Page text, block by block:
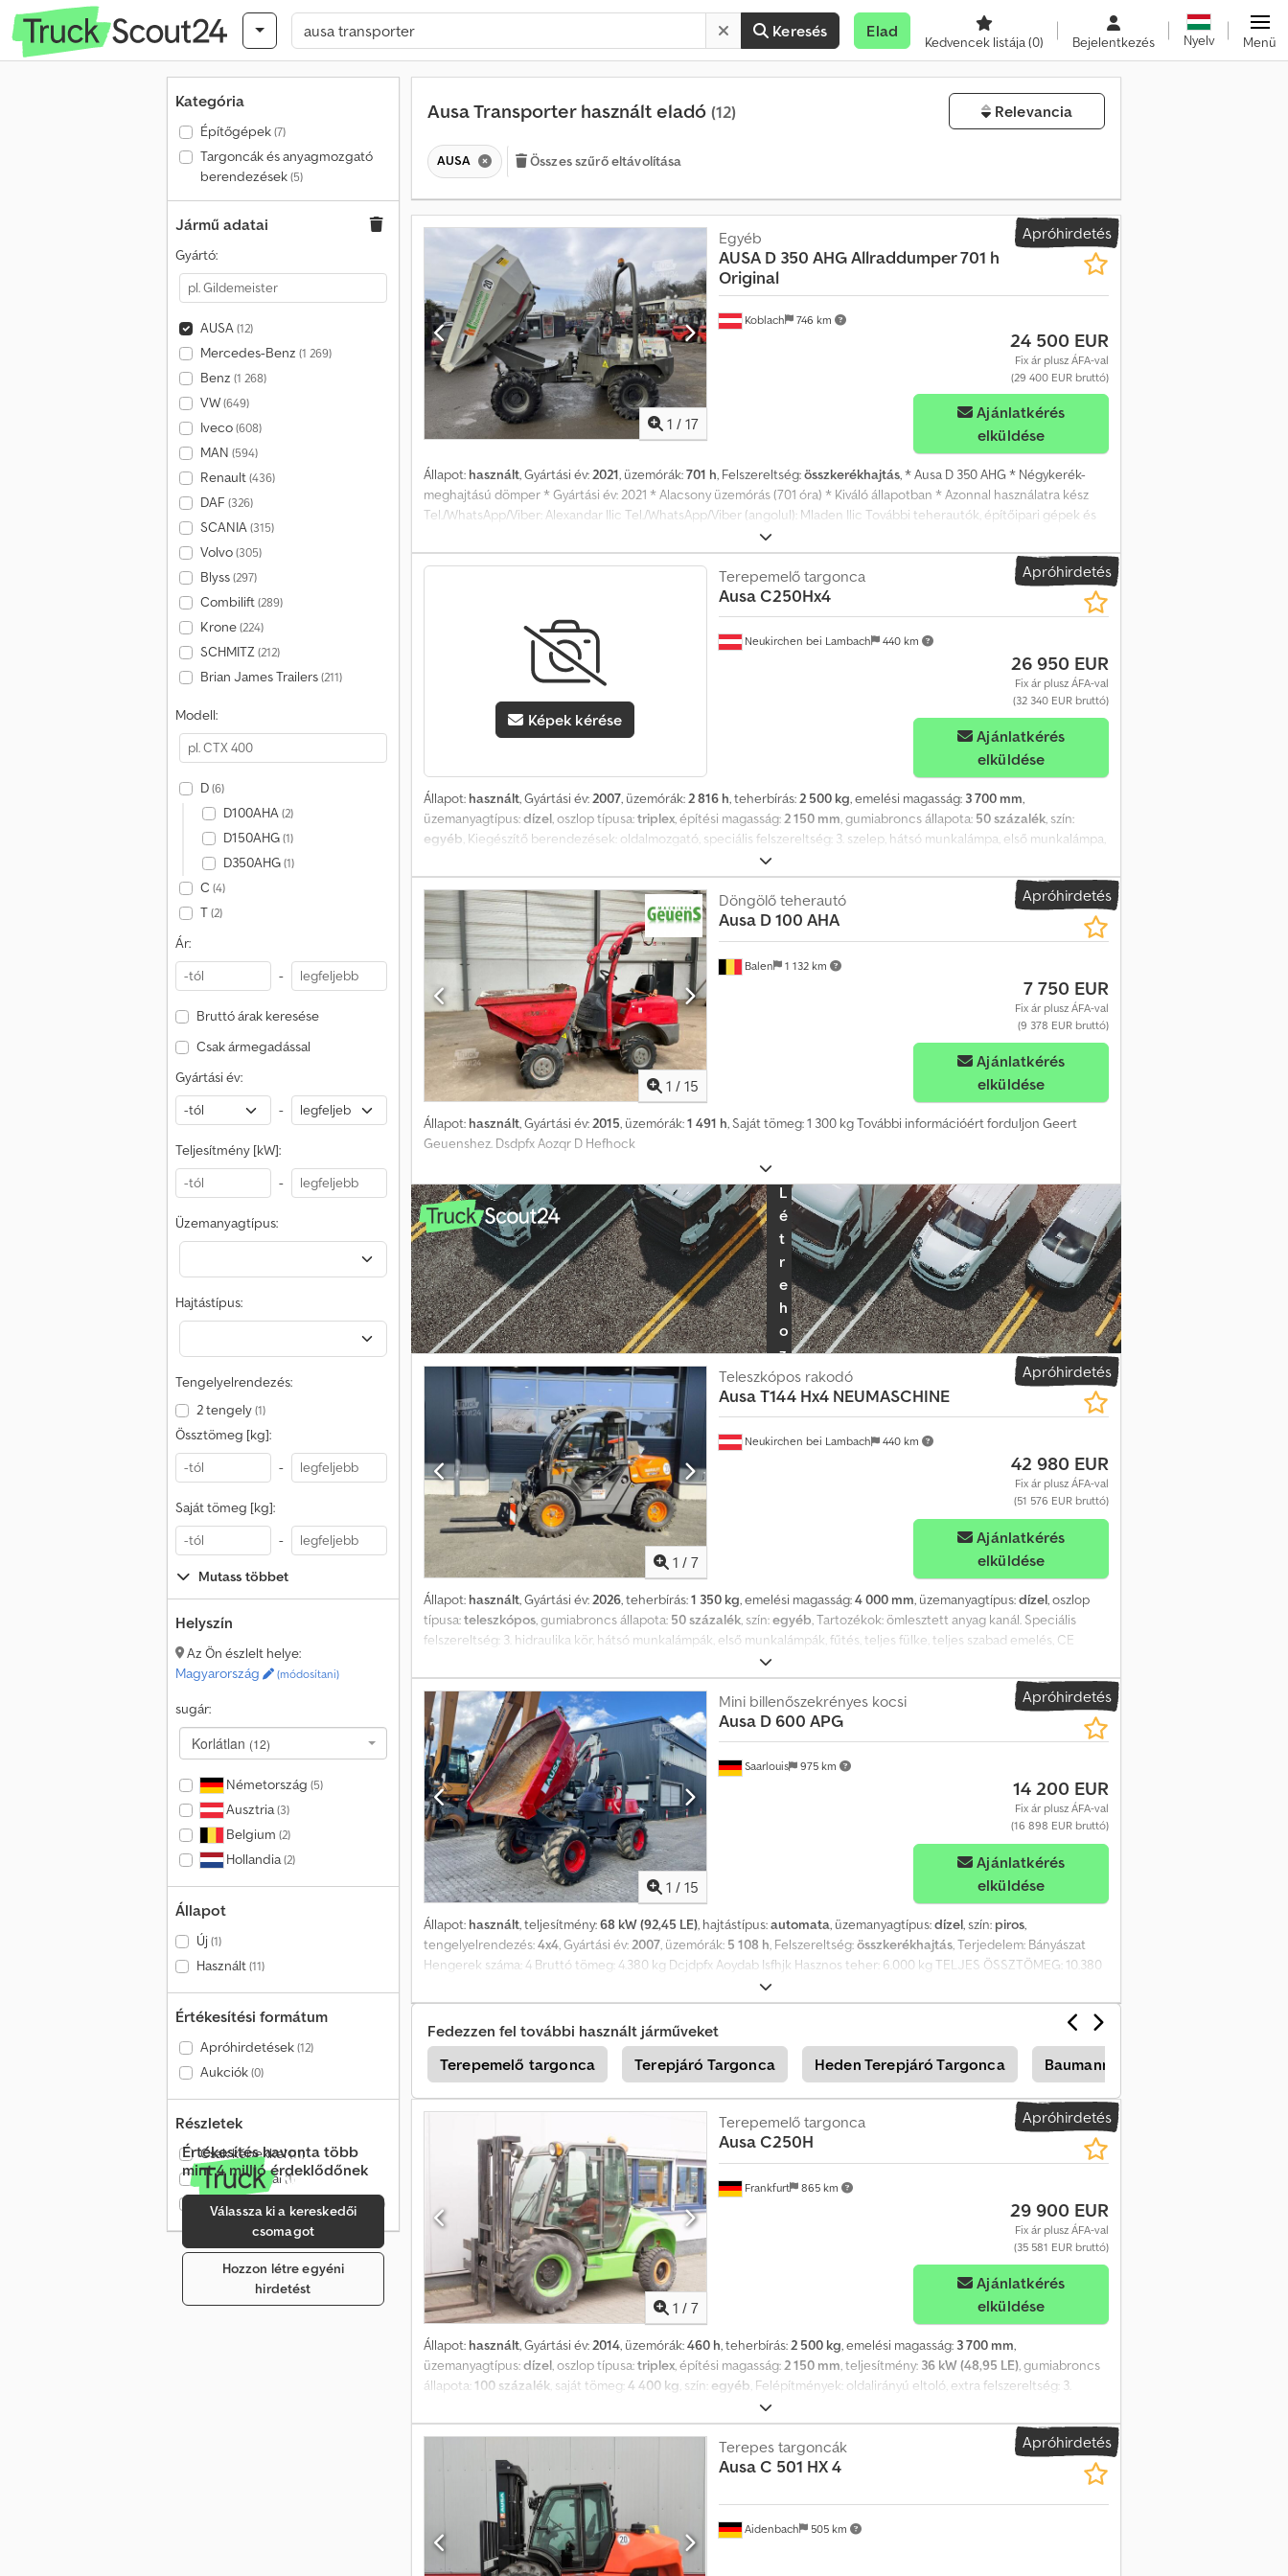
Keresés Elad
Kedvencek listája(0) Bejelentkezés Nyelv Menü
Kategória
Építőgépek(7)
Targoncák és anyagmozgató
berendezések(5)
Jármű adatai
Gyártó:
AUSA(12)
Mercedes-Benz (1 269)
Benz (1 268)
VW(649)
Iveco(608)
MAN (594)
Renault(436)
DAF (326)
SCANIA(315)
Volvo(305)
Blyss(297)
Combilift(289)
Krone(224)
SCHMITZ(212)
Brian James Trailers(211)
Modell:
D(6)
D100AHA(2)
D150AHG(1)
D350AHG(1)
C (4)
T(2)
Ár:
-
Bruttó árak keresése
Csak ármegadással
Gyártási év:
-
Teljesítmény [kW]:
-
Üzemanyagtípus:
Hajtástípus:
Tengelyelrendezés:
2 tengely(1)
Össztömeg [kg]:
-
Saját tömeg [kg]:
-
Mutass többet
Helyszín
Az Ön észlelt helye:
Magyarország
(módosítani)
sugár:
Korlátlan (12)
Németország (5)
Ausztria(3)
Belgium (2)
Hollandia(2)
Állapot
Új(1)
Használt(11)
Értékesítési formátum
Apróhirdetések(12)
Aukciók(0)
Részletek
Csak képekkel(11)
Csak videóval(1)
Csak ellenőrzött kereskedők (0)
Értékesítés havonta több
mint 4 millió érdeklődőnek
Válassza ki a kereskedői
csomagot
Hozzon létre egyéni
hirdetést
Ausa Transporter használt eladó (12) Relevancia
AUSA Összes szűrő eltávolítása
Apróhirdetés
1 / 17
Koblach 746 km
Egyéb
AUSA D 350 AHG Allraddumper 701 h
Original
24 500 EUR
Fix ár plusz ÁFA-val
(29 400 EUR bruttó)
Ajánlatkérés
elküldése
Állapot: használt, Gyártási év: 2021, üzemórák:701 h, Felszereltség:összkerékhajtás, * Ausa D 350 AHG * Négykerék-
meghajtású dömper * Gyártási év: 2021 * Alacsony üzemórás (701 óra) * Kiváló állapotban * Azonnal használatra kész
Tel./WhatsApp/Viber: Alexandar Ilic Tel./WhatsApp/Viber (angolul): Mladen Ilic További teherautók, építőipari gépek és
egyéb gépek megtalálhatók weboldalunkon: Dsdpfxjyc Iq Io Afheck / Fedezze fel további teherautóinkat, építőipari
gépeinket és egyéb gépeinket weboldalunkon: / Nyitvatartás: hétfőtől péntekig 07:30-12:00 és 13:00-18:00, szombaton
Apróhirdetés
Képek kérése
Neukirchen bei Lambach 440 km
Terepemelő targonca
AusaC250Hx4
26 950 EUR
Fix ár plusz ÁFA-val
(32 340 EUR bruttó)
Ajánlatkérés
elküldése
Állapot: használt, Gyártási év:2007, üzemórák:2 816 h, teherbírás:2 500 kg, emelési magasság: 3 700 mm,
üzemanyagtípus:dízel, oszlop típusa:triplex, építési magasság:2 150 mm, gumiabroncs állapota: 50 százalék, szín:
egyéb, Kiegészítő berendezések: oldalmozgató, speciális felszereltség: 3. szelep, hátsó munkalámpa, első munkalámpa,
fűtés, teljes fülke, teljes szabad emelés, CE tanúsítvány, belső tükör, villogó, ablaktörlő, ülés, Dcjdpozh N R Esfx Afhjk
Apróhirdetés
1 / 15
Balen 1 132 km
Döngölő teherautó
Ausa D 100 AHA
7 750 EUR
Fix ár plusz ÁFA-val
(9 378 EUR bruttó)
Ajánlatkérés
elküldése
Állapot: használt, Gyártási év:2015, üzemórák:1 491 h, Saját tömeg: 1 300 kg További információért forduljon Geert
Geuenshez. Dsdpfx Aozqr D Hefhock
J
á
ó
L
é
t
r
e
h
o
z
á
s
h
i
Apróhirdetés
1 / 7
Neukirchen bei Lambach 440 km
Teleszkópos rakodó
AusaT144 Hx4 NEUMASCHINE
42 980 EUR
Fix ár plusz ÁFA-val
(51 576 EUR bruttó)
Ajánlatkérés
elküldése
Állapot: használt, Gyártási év:2026, teherbírás:1 350 kg, emelési magasság:4 000 mm, üzemanyagtípus:dízel, oszlop
típusa:teleszkópos, gumiabroncs állapota: 50 százalék, szín:egyéb, Tartozékok: ömlesztett anyag kanál. Speciális
felszereltség: 3. hidraulika kör, hátsó munkalámpák, első munkalámpák, fűtés, teljes fülke, teljes szabad emelés, CE
tanúsítvány, speciális kialakítás, biztonsági fény, külső tükrök, joystick, villogó, ablaktörlő, ülés. Dsdpsy Nfc Nefx Afhock
Apróhirdetés
1 / 15
Saarlouis 975 km
Mini billenőszekrényes kocsi
Ausa D 600 APG
14 200 EUR
Fix ár plusz ÁFA-val
(16 898 EUR bruttó)
Ajánlatkérés
elküldése
Állapot: használt, teljesítmény:68 kW (92,45 LE), hajtástípus:automata, üzemanyagtípus:dízel, szín: piros,
tengelyelrendezés:4x4, Gyártási év:2007, üzemórák: 5 108 h, Felszereltség:összkerékhajtás, Terjedelem: Bányászat
Hengerek száma: 4 Bruttó tömeg: 4.380 kg Dcjdpfx Aoydab Isfhjk Hasznos teher: 6.000 kg TELJES ÖSSZTÖMEG: 10.380
Fedezzen fel további használt járműveket
Terepemelő targonca
Terepjáró Targonca Heden Terepjáró Targonca Baumann Terepjáró Targonca
Neuson Hernyótalpas Markoló
Apróhirdetés
1 / 7
Frankfurt 865 km
Terepemelő targonca
AusaC250H
29 900 EUR
Fix ár plusz ÁFA-val
(35 581 EUR bruttó)
Ajánlatkérés
elküldése
Állapot: használt, Gyártási év:2014, üzemórák:460 h, teherbírás:2 500 kg, emelési magasság: 3 700 mm,
üzemanyagtípus:dízel, oszlop típusa:triplex, építési magasság:2 150 mm, teljesítmény: 36 kW (48,95 LE), gumiabroncs
állapota:100 százalék, saját tömeg:4 400 kg, szín: egyéb, Felépítmények: oldalirányú eltoló, extra felszereltség: 3.
szelep, hátsó munkalámpa, első munkalámpa, teljes kabin, teljes szabad emelés, CE tanúsítvány, belső tükör, külső tükör,
joystick, ablaktörlő. Leírás: Műhelyben átvizsgálva, UVV-ellenőrzéssel. Dodper E Dpwjfx Afheck
Apróhirdetés
Aidenbach 505 km
Terepes targoncák
AusaC 501 HX 4